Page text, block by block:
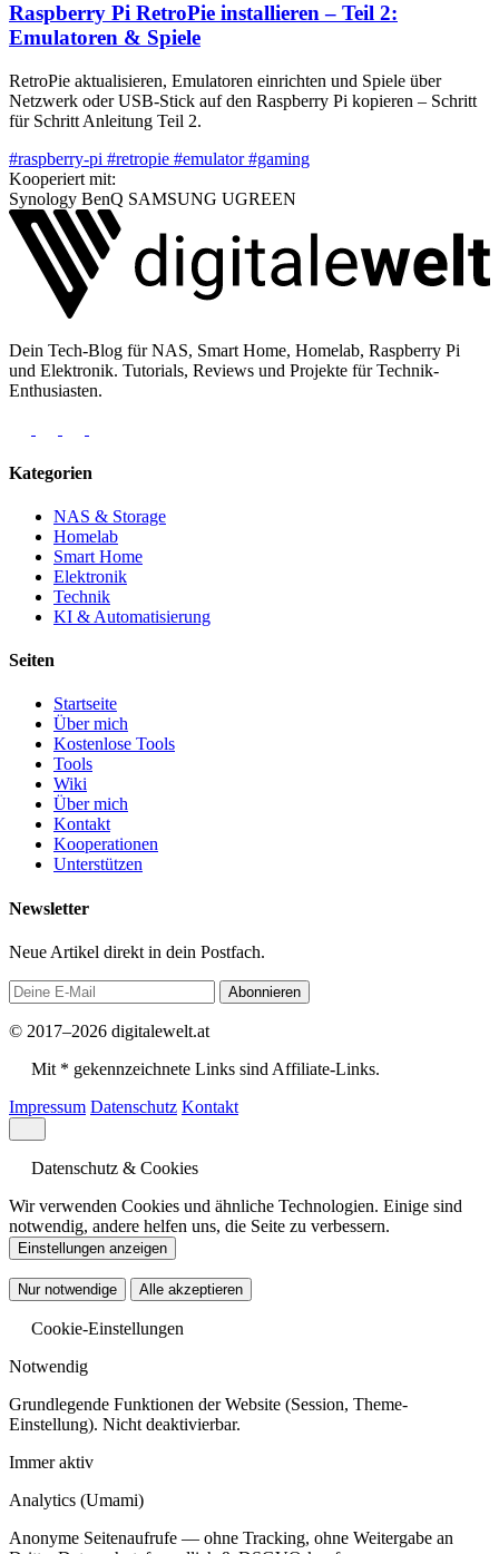
Raspberry Pi RetroPie installieren – Teil 2:
Emulatoren & Spiele
RetroPie aktualisieren, Emulatoren einrichten und Spiele über
Netzwerk oder USB-Stick auf den Raspberry Pi kopieren – Schritt
für Schritt Anleitung Teil 2.
#raspberry-pi #retropie #emulator#gaming
Kooperiert mit:
Synology BenQ SAMSUNG UGREEN
Dein Tech-Blog für NAS, Smart Home, Homelab, Raspberry Pi
und Elektronik. Tutorials, Reviews und Projekte für Technik-
Enthusiasten.
Kategorien
NAS & Storage
Homelab
Smart Home
Elektronik
Technik
KI & Automatisierung
Seiten
Startseite
Über mich
Kostenlose Tools
Tools
Wiki
Über mich
Kontakt
Kooperationen
Unterstützen
Newsletter
Neue Artikel direkt in dein Postfach.
Abonnieren
© 2017–2026 digitalewelt.at
Mit * gekennzeichnete Links sind Affiliate-Links.
Impressum Datenschutz Kontakt
Datenschutz & Cookies
Wir verwenden Cookies und ähnliche Technologien. Einige sind
notwendig, andere helfen uns, die Seite zu verbessern.
Einstellungen anzeigen
Nur notwendige Alle akzeptieren
Cookie-Einstellungen
Notwendig
Grundlegende Funktionen der Website (Session, Theme-
Einstellung). Nicht deaktivierbar.
Immer aktiv
Analytics (Umami)
Anonyme Seitenaufrufe — ohne Tracking, ohne Weitergabe an